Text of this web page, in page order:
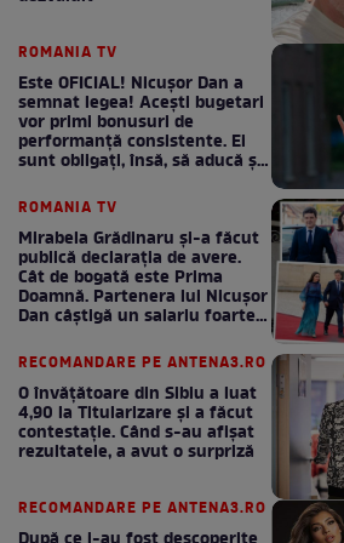
ROMANIA TV
Este OFICIAL! Nicușor Dan a
semnat legea! Acești bugetari
vor primi bonusuri de
performanță consistente. Ei
sunt obligați, însă, să aducă și
ROMANIA TV
Mirabela Grădinaru și-a făcut
publică declarația de avere.
Cât de bogată este Prima
Doamnă. Partenera lui Nicușor
Dan câștigă un salariu foarte
RECOMANDARE PE ANTENA3.RO
O învățătoare din Sibiu a luat
4,90 la Titularizare și a făcut
contestație. Când s-au afișat
rezultatele, a avut o surpriză
RECOMANDARE PE ANTENA3.RO